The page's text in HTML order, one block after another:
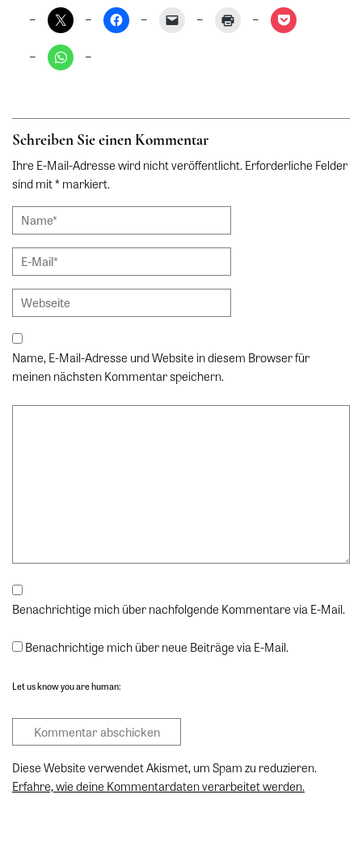
Schreiben Sie einen Kommentar
Ihre E-Mail-Adresse wird nicht veröffentlicht. Erforderliche Felder
sind mit * markiert.
Name, E-Mail-Adresse und Website in diesem Browser für
meinen nächsten Kommentar speichern.
Benachrichtige mich über nachfolgende Kommentare via E-Mail.
Benachrichtige mich über neue Beiträge via E-Mail.
Let us know you are human:
Diese Website verwendet Akismet, um Spam zu reduzieren.
Erfahre, wie deine Kommentardaten verarbeitet werden.